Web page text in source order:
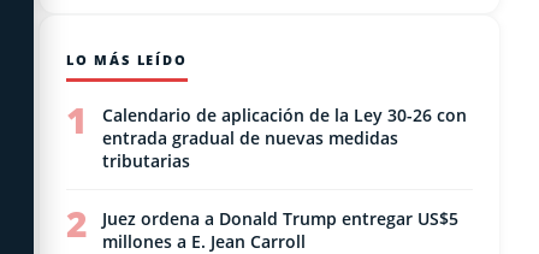
LO MÁS LEÍDO
1
Calendario de aplicación de la Ley 30-26 con
entrada gradual de nuevas medidas
tributarias
2
Juez ordena a Donald Trump entregar US$5
millones a E. Jean Carroll